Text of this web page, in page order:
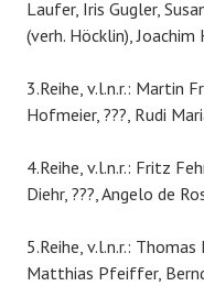
Laufer, Iris Gugler,
(verh. Höcklin), Joachim
3.Reihe, v.l.n.r.: Martin
Hofmeier, ???, Rudi
4.Reihe, v.l.n.r.: Fritz
Diehr, ???, Angelo de
5.Reihe, v.l.n.r.:
Matthias Pfeiffer,